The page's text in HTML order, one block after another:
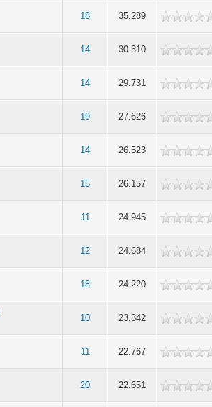
18 35.289
14 30.310
14 29.731
19 27.626
14 26.523
15 26.157
11 24.945
12 24.684
18 24.220
10 23.342
11 22.767
20 22.651